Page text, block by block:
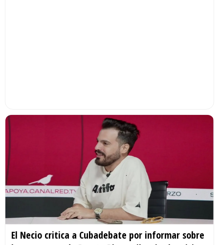
El Necio critica a Cubadebate por informar sobre